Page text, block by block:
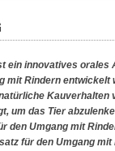
ein innovatives orales
mit Rindern entwickelt
Kauverhalten
um das Tier
den Umgang mit
für den Umgang mit